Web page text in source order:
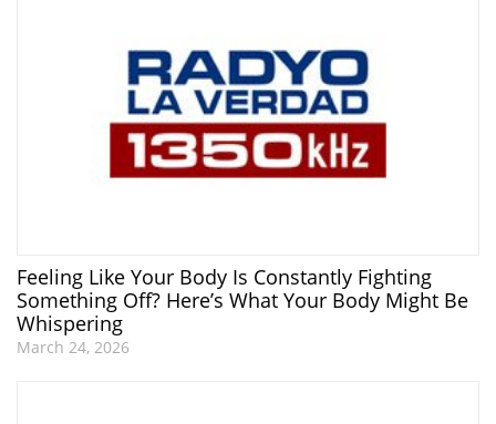
Feeling Like Your Body Is Constantly Fighting
Something Off? Here’s What Your Body Might Be
Whispering
March 24, 2026